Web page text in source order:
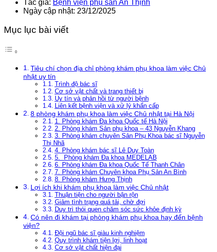
Tác giả: Bệnh viện phụ sản An Thịnh
Ngày cập nhật: 23/12/2025
Mục lục bài viết
Tiêu chí chọn địa chỉ phòng khám phụ khoa làm việc Chủ
nhật uy tín
Trình độ bác sĩ
Cơ sở vật chất và trang thiết bị
Uy tín và phản hồi từ người bệnh
Liên kết bệnh viện và xử lý khẩn cấp
8 phòng khám phụ khoa làm việc Chủ nhật tại Hà Nội
1. Phòng khám Đa khoa Quốc tế Hà Nội
2. Phòng khám Sản phụ khoa – 43 Nguyễn Khang
3. Phòng khám chuyên Sản Phụ Khoa bác sĩ Nguyễn
Thị Nhã
4. Phòng khám bác sĩ Lê Duy Toàn
5. Phòng khám Đa khoa MEDELAB
6. Phòng khám Đa khoa Quốc Tế Thanh Chân
7. Phòng khám Chuyên khoa Phụ Sản An Bình
8. Phòng khám Hưng Thịnh
Lợi ích khi khám phụ khoa làm việc Chủ nhật
Thuận tiện cho người bận rộn
Giảm tình trạng quá tải, chờ đợi
Duy trì thói quen chăm sóc sức khỏe định kỳ
Có nên đi khám tại phòng khám phụ khoa hay đến bệnh
viện?
Đội ngũ bác sĩ giàu kinh nghiệm
Quy trình khám tiện lợi, linh hoạt
Cơ sở vật chất hiện đại